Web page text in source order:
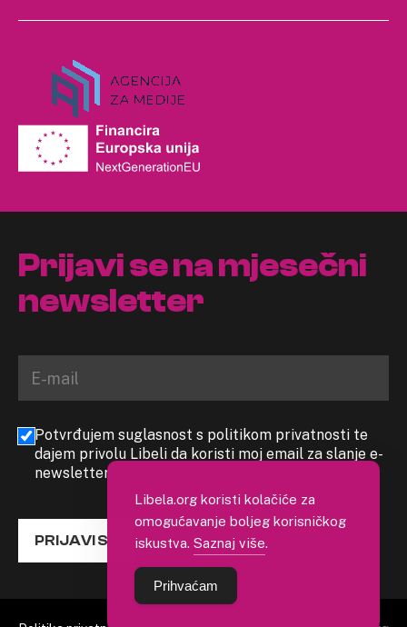
Prijavi se na mjesečni
newsletter
Potvrđujem suglasnost s politikom privatnosti te
dajem privolu Libeli da koristi moj email za slanje e-
newslettera
PRIJAVI SE
Libela.org koristi kolačiće za
omogućavanje boljeg korisničkog
iskustva. Saznaj više.
Prihvaćam